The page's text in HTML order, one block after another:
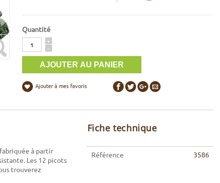
Quantité
Quantité
+
-
Ajouter à mes favoris
à partir
Les 12 picots
trouverez
Fiche technique
Référence 3586